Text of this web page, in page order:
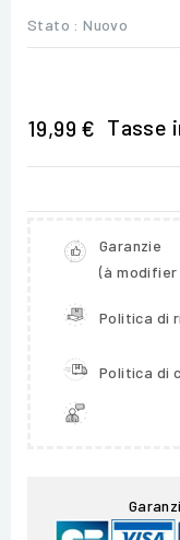
Stato : Nuovo
19,99 € Tasse
Garanzie
(à modifier
Politica di
Politica di